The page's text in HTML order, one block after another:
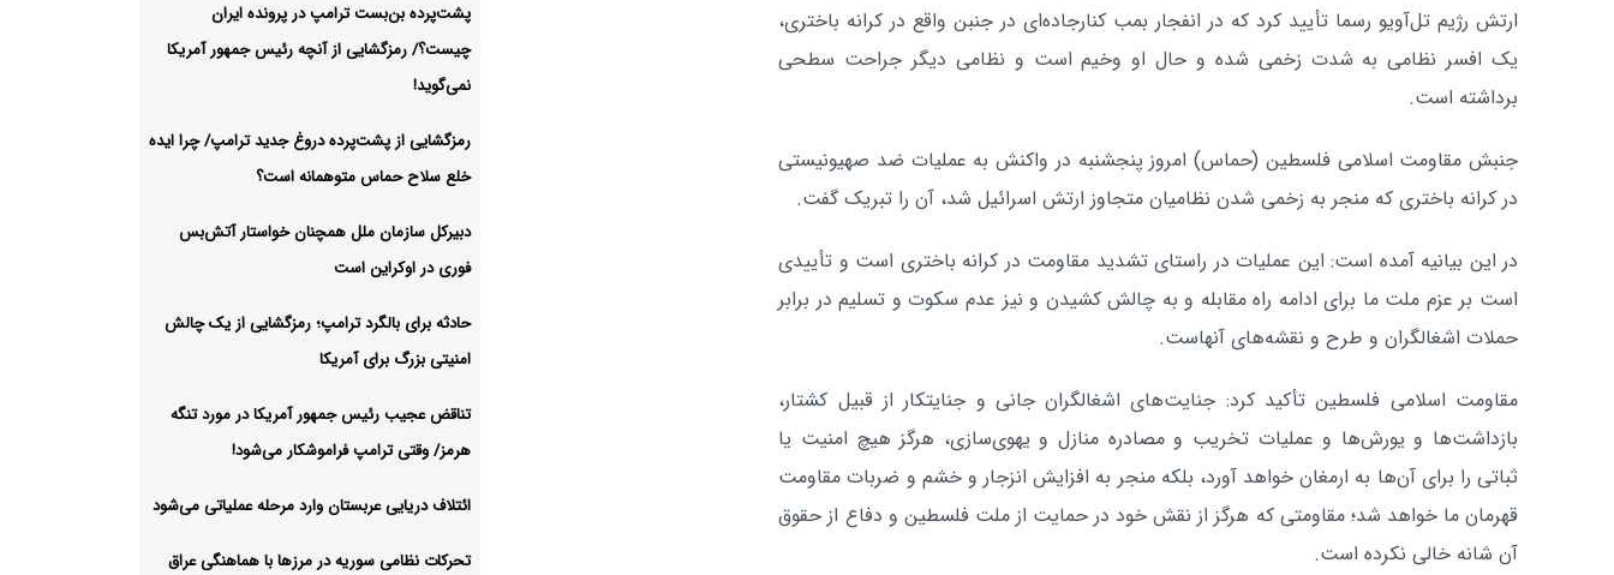
ارتش رژیم تل‌آویو رسما تأیید کرد که در انفجار بمب کنارجاده‌ای در جنبن واقع در کرانه باختری،
یک افسر نظامی به شدت زخمی شده و حال او وخیم است و نظامی دیگر جراحت سطحی
برداشته است.
جنبش مقاومت اسلامی فلسطین (حماس) امروز پنجشنبه در واکنش به عملیات ضد صهیونیستی
در کرانه باختری که منجر به زخمی شدن نظامیان متجاوز ارتش اسرائیل شد، آن را تبریک گفت.
در این بیانیه آمده است: این عملیات در راستای تشدید مقاومت در کرانه باختری است و تأییدی
است بر عزم ملت ما برای ادامه راه مقابله و به چالش کشیدن و نیز عدم سکوت و تسلیم در برابر
حملات اشغالگران و طرح و نقشه‌های آنهاست.
مقاومت اسلامی فلسطین تأکید کرد: جنایت‌های اشغالگران جانی و جنایتکار از قبیل کشتار،
بازداشت‌ها و یورش‌ها و عملیات تخریب و مصادره منازل و یهوی‌سازی، هرگز هیچ امنیت یا
ثباتی را برای آن‌ها به ارمغان خواهد آورد، بلکه منجر به افزایش انزجار و خشم و ضربات مقاومت
قهرمان ما خواهد شد؛ مقاومتی که هرگز از نقش خود در حمایت از ملت فلسطین و دفاع از حقوق
آن شانه خالی نکرده است.
پشت‌پرده بن‌بست ترامپ در پرونده ایران
چیست؟/ رمزگشایی از آنچه رئیس جمهور آمریکا
نمی‌گوید!
رمزگشایی از پشت‌پرده دروغ جدید ترامپ/ چرا ایده
خلع سلاح حماس متوهمانه است؟
دبیرکل سازمان ملل همچنان خواستار آتش‌بس
فوری در اوکراین است
حادثه برای بالگرد ترامپ؛ رمزگشایی از یک چالش
امنیتی بزرگ برای آمریکا
تناقض عجیب رئیس جمهور آمریکا در مورد تنگه
هرمز/ وقتی ترامپ فراموشکار می‌شود!
ائتلاف دریایی عربستان وارد مرحله عملیاتی می‌شود
تحرکات نظامی سوریه در مرزها با هماهنگی عراق